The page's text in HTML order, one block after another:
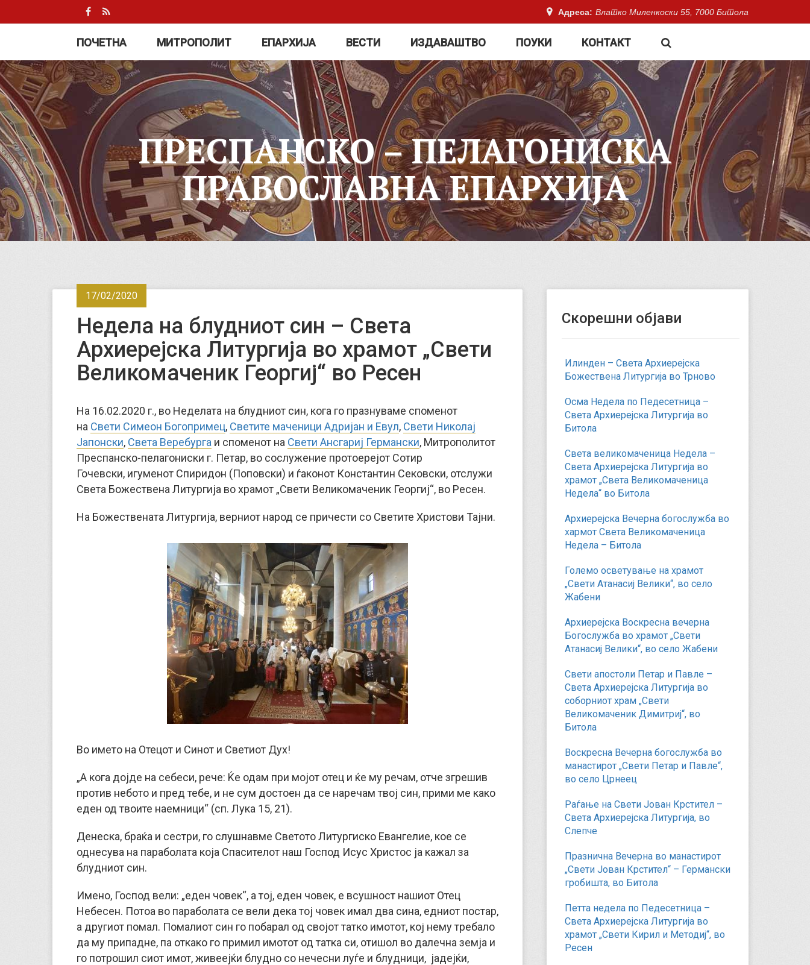
Адреса: Влатко Миленкоски 55, 7000 Битола
ПОЧЕТНА МИТРОПОЛИТ ЕПАРХИЈА ВЕСТИ ИЗДАВАШТВО ПОУКИ КОНТАКТ
ПРЕСПАНСКО – ПЕЛАГОНИСКА
ПРАВОСЛАВНА ЕПАРХИЈА
17/02/2020
Недела на блудниот син – Света
Архиерејска Литургија во храмот „Свети
Великомаченик Георгиј“ во Ресен
На 16.02.2020 г., во Неделата на блудниот син, кога го празнуваме споменот
на Свети Симеон Богопримец, Светите маченици Адријан и Евул, Свети Николај
Јапонски, Света Веребурга и споменот на Свети Ансгариј Германски, Митрополитот
Преспанско-пелагониски г. Петар, во сослужение протоерејот Сотир
Гочевски, игуменот Спиридон (Поповски) и ѓаконот Константин Сековски, отслужи
Света Божествена Литургија во храмот „Свети Великомаченик Георгиј“, во Ресен.
На Божествената Литургија, верниот народ се причести со Светите Христови Тајни.
Во името на Отецот и Синот и Светиот Дух!
„А кога дојде на себеси, рече: Ќе одам при мојот отец и ќе му речам, отче згрешив
против небото и пред тебе, и не сум достоен да се наречам твој син, прими ме како
еден од твоите наемници“ (сп. Лука 15, 21).
Денеска, браќа и сестри, го слушнавме Светото Литургиско Евангелие, кое се
однесува на параболата која Спасителот наш Господ Исус Христос ја кажал за
блудниот син.
Имено, Господ вели: „еден човек“, а тој, еден човек, е всушност нашиот Отец
Небесен. Потоа во параболата се вели дека тој човек имал два сина, едниот постар,
а другиот помал. Помалиот син го побарал од својот татко имотот, кој нему требало
да му припадне, па откако го примил имотот од татка си, отишол во далечна земја и
го потрошил сиот имот, живеејќи блудно со нечесни луѓе и блудници, јадејќи,
Скорешни објави
Илинден – Света Архиерејска
Божествена Литургија во Трново
Осма Недела по Педесетница –
Света Архиерејска Литургија во
Битола
Света великомаченица Недела –
Света Архиерејска Литургија во
храмот „Света Великомаченица
Недела“ во Битола
Архиерејска Вечерна богослужба во
хармот Света Великомаченица
Недела – Битола
Големо осветување на храмот
„Свети Атанасиј Велики“, во село
Жабени
Архиерејска Воскресна вечерна
Богослужба во храмот „Свети
Атанасиј Велики“, во село Жабени
Свети апостоли Петар и Павле –
Света Архиерејска Литургија во
соборниот храм „Свети
Великомаченик Димитриј“, во
Битола
Воскресна Вечерна богослужба во
манастирот „Свети Петар и Павле“,
во село Црнеец
Раѓање на Свети Јован Крстител –
Света Архиерејска Литургија, во
Слепче
Празнична Вечерна во манастирот
„Свети Јован Крстител“ – Германски
гробишта, во Битола
Петта недела по Педесетница –
Света Архиерејска Литургија во
храмот „Свети Кирил и Методиј“, во
Ресен